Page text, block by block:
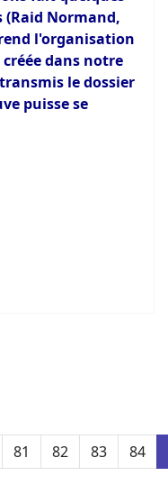
Normand,
l'organisation
dans notre
le dossier
puisse se
81 82 83 84